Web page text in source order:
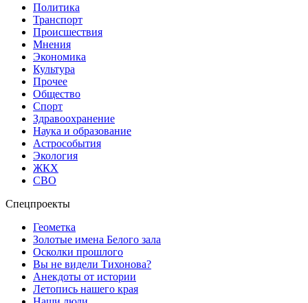
Политика
Транспорт
Происшествия
Мнения
Экономика
Культура
Прочее
Общество
Спорт
Здравоохранение
Наука и образование
Астрособытия
Экология
ЖКХ
СВО
Спецпроекты
Геометка
Золотые имена Белого зала
Осколки прошлого
Вы не видели Тихонова?
Анекдоты от истории
Летопись нашего края